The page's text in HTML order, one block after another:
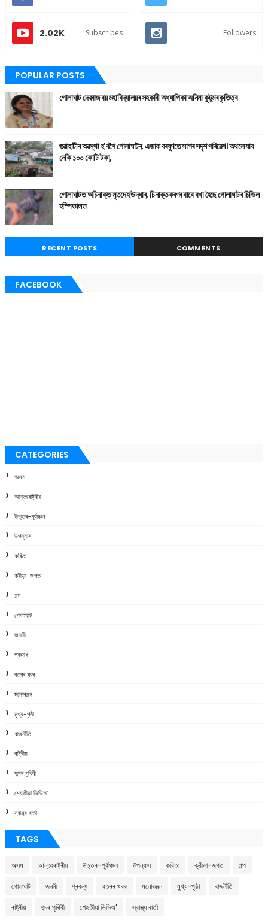
2.02K Subscribes Followers
POPULAR POSTS
গোলাঘাট দেৱৰাজ ৰয় মহাবিদ্যালয়ৰ সহকাৰী অধ্যাপিকা অনিমা কুটুমৰ কৃতিত্ব
গুৱাহাটীৰ অৱস্থা হ'বগৈ গোলাঘাটৰ, এজাক বৰষুণতে সাগৰ সদৃশ পৰিৱেশ। অথলে যাব
নেকি ১০০ কোটি টকা,
গোলাঘাটত অচিনাক্ত মৃতদেহ উদ্ধাৰ, চিনাক্তকৰণৰ বাবে ৰখা হৈছে গোলাঘাটৰ চিভিল
হস্পিতালত
RECENT POSTS COMMENTS
FACEBOOK
CATEGORIES
অসম
আন্তঃৰাষ্ট্ৰীয়
উত্তৰ-পূৰ্বাঞ্চল
উপন্যাস
কবিতা
ক্রীড়া-জগত
গল্প
গোলাঘাট
জননী
প্ৰবন্ধ
বতৰৰ খবৰ
মনোৰঞ্জন
মুখ্য-পৃষ্ঠা
ৰাজনীতি
ৰাষ্ট্ৰীয়
শব্দৰ পৃথিবী
শেহতীয়া ভিডিঅ’
স্বাস্থ্য বাৰ্তা
TAGS
অসম আন্তঃৰাষ্ট্ৰীয় উত্তৰ-পূৰ্বাঞ্চল উপন্যাস কবিতা ক্রীড়া-জগত গল্প
গোলাঘাট জননী প্ৰবন্ধ বতৰৰ খবৰ মনোৰঞ্জন মুখ্য-পৃষ্ঠা ৰাজনীতি
ৰাষ্ট্ৰীয় শব্দৰ পৃথিবী শেহতীয়া ভিডিঅ’ স্বাস্থ্য বাৰ্তা